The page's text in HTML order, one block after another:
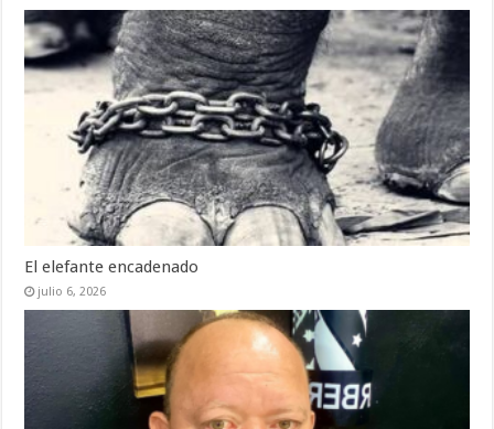
El elefante encadenado
julio 6, 2026